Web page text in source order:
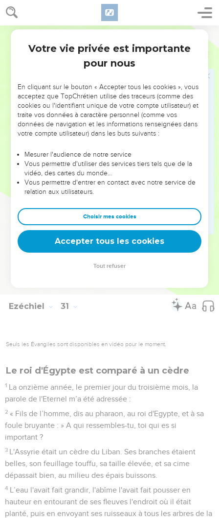
Ezéchiel 30
Le roi de Babylone, instrument de Dieu
La onzième année, le septième jour du premier mois, la
parole de l'Eternel m’a été adressée :
« Fils de l’homme, j'ai cassé le bras du pharaon, du roi
d'Egypte, et on ne lui a pas mis d’attelle pour le guérir, on ne
lui a pas mis de bandage pour le maintenir et le raffermir afin
qu'il puisse manier l'épée.
» C’est pourquoi, voici ce que dit le Seigneur, l’Eternel : Je
m’en prends au pharaon, au roi d'Egypte. Je lui fracturerai les
bras, celui qui est en bon état et celui qui est déjà cassé, et
je ferai tomber l'épée de sa main.
disperserai dans divers pays.
Je fortifierai les bras du roi de Babylone et je mettrai mon
épée dans sa main. Je fracturerai les bras du pharaon et il
gémira devant lui comme le font les mourants.
Je fortifierai les bras du roi de Babylone, et les bras du
pharaon tomberont. Ils reconnaîtront que je suis l'Eternel,
quand je mettrai mon épée dans la main du roi de Babylone
et qu'il la brandira contre l'Egypte.
J’éparpillerai les Egyptiens parmi les nations, je les
Ezéchiel 31
Seuls les Évangiles sont disponibles en vidéo pour le moment.
Le roi d'Égypte est comparé à un cèdre
1 La onzième année, le premier jour du troisième mois, la
parole de l'Eternel m’a été adressée :
2 « Fils de l’homme, dis au pharaon, au roi d'Egypte, et à sa
foule bruyante : » A qui ressembles-tu, toi qui es si
important ?
3 L'Assyrie était un cèdre du Liban. Ses branches étaient
belles, son feuillage touffu, sa taille élevée, et sa cime
dépassait bien, au milieu des épais buissons.
4 L’eau l'avait fait grandir, l'abîme l'avait fait pousser en
hauteur en entourant de ses fleuves l'endroit où il était
planté, puis en envoyant ses ruisseaux à tous les arbres de la
Votre vie privée est importante
pour nous
En cliquant sur le bouton « Accepter tous les cookies », vous
acceptez que TopChrétien utilise des traceurs (comme des
cookies ou l'identifiant unique de votre compte utilisateur) et
traite vos données à caractère personnel (comme vos
données de navigation et les informations renseignées dans
votre compte utilisateur) dans les buts suivants :
Mesurer l'audience de notre service
Vous permettre d'utiliser des services tiers tels que de la
vidéo, des cartes du monde…
Vous permettre d'entrer en contact avec notre service de
relation aux utilisateurs.
Choisir mes cookies
Accepter tous les cookies
Tout refuser